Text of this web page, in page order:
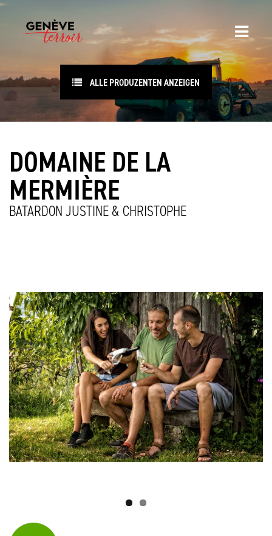
ALLE PRODUZENTEN ANZEIGEN
DOMAINE DE LA
MERMIÈRE
BATARDON JUSTINE & CHRISTOPHE